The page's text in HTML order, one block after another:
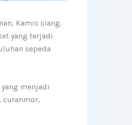
Kamis siang.
yang terjadi
sepeda
menjadi
curanmor,